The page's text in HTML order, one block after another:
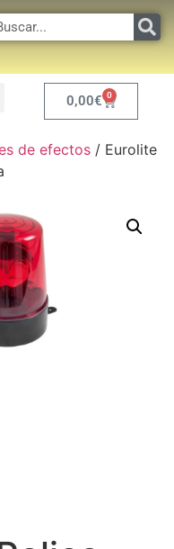
0,00€ 0
de efectos / Eurolite